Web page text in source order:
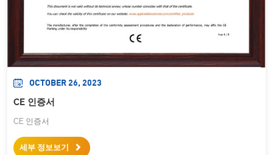
OCTOBER 26, 2023
CE 인증서
CE 인증서
세부 정보보기